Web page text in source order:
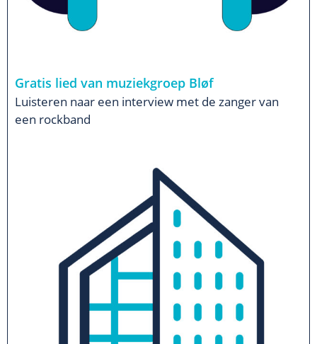
Gratis lied van muziekgroep Bløf
Luisteren naar een interview met de zanger van
een rockband